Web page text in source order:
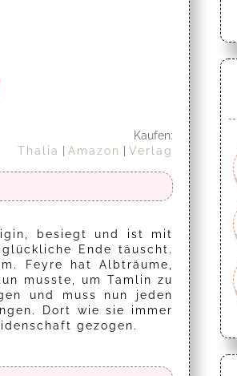
Kaufen:
Thalia
Amazon Verlag
besiegt und ist mit
Ende täuscht.
Feyre hat Albträume,
musste, um Tamlin zu
und muss nun jeden
Dort wie sie immer
gezogen.